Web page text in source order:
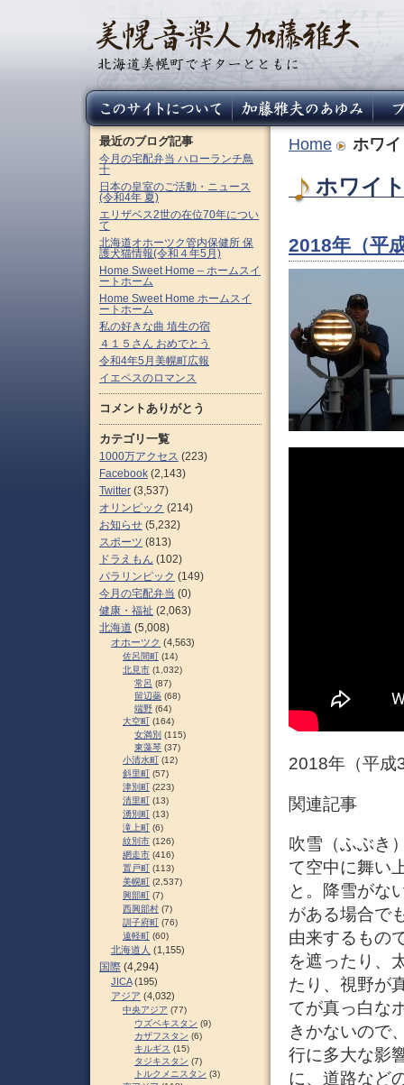
Home ホワ
ホワイ
2018年（平
2018年（平成
関連記事
吹雪（ふぶき
て空中に舞い
と。降雪がな
がある場合で
由来するもの
を遮ったり、
たり、視野が
てが真っ白な
きかないので
行に多大な影
に、道路など
最近のブログ記事
今月の宅配弁当 ハローランチ鳥
十
日本の皇室のご活動・ニュース
(令和4年 夏)
エリザベス2世の在位70年につい
て
北海道オホーツク管内保健所 保
護犬猫情報(令和４年5月)
Home Sweet Home – ホームスイ
ートホーム
Home Sweet Home ホームスイ
ートホーム
私の好きな曲 埴生の宿
４１５さん おめでとう
令和4年5月美幌町広報
イエペスのロマンス
コメントありがとう
カテゴリ一覧
1000万アクセス (223)
Facebook (2,143)
Twitter (3,537)
オリンピック (214)
お知らせ (5,232)
スポーツ (813)
ドラえもん (102)
パラリンピック (149)
今月の宅配弁当 (0)
健康・福祉 (2,063)
北海道 (5,008)
オホーツク (4,563)
佐呂間町 (14)
北見市 (1,032)
常呂 (87)
留辺蘂 (68)
端野 (64)
大空町 (164)
女満別 (115)
東藻琴 (37)
小清水町 (12)
斜里町 (57)
津別町 (223)
清里町 (13)
湧別町 (13)
滝上町 (6)
紋別市 (126)
網走市 (416)
置戸町 (113)
美幌町 (2,537)
興部町 (7)
西興部村 (7)
訓子府町 (76)
遠軽町 (60)
北海道人 (1,155)
国際 (4,294)
JICA(195)
アジア (4,032)
中央アジア (77)
ウズベキスタン (9)
カザフスタン (6)
キルギス (15)
タジキスタン (7)
トルクメニスタン (3)